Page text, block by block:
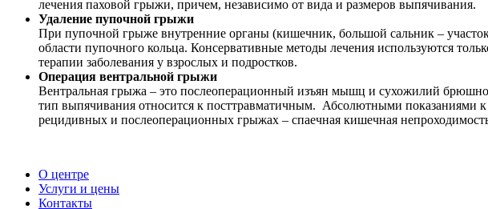
лечения паховой грыжи, причем, независимо от вида и размеров выпячивания.
Удаление пупочной грыжи
При пупочной грыже внутренние органы (кишечник, большой сальник –
области пупочного кольца. Консервативные методы лечения используются
терапии заболевания у взрослых и подростков.
Операция вентральной грыжи
Вентральная грыжа – это послеоперационный изъян мышц и сухожилий
тип выпячивания относится к посттравматичным. Абсолютными
рецидивных и послеоперационных грыжах – спаечная кишечная
О центре
Услуги и цены
Контакты